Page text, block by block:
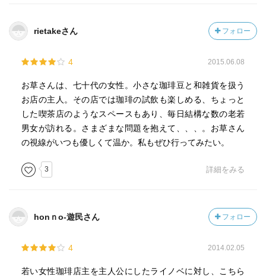
rietakeさん フォロー
4 2015.06.08
お草さんは、七十代の女性。小さな珈琲豆と和雑貨を扱う
お店の主人。その店では珈琲の試飲も楽しめる、ちょっと
した喫茶店のようなスペースもあり、毎日結構な数の老若
男女が訪れる。さまざまな問題を抱えて、、、。お草さん
の視線がいつも優しくて温か。私もぜひ行ってみたい。
3 詳細をみる
honｎo-遊民さん フォロー
4 2014.02.05
若い女性珈琲店主を主人公にしたライノベに対し、こちら